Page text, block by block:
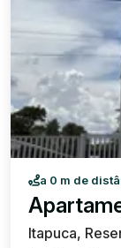
a 0 m de
Itapuca,